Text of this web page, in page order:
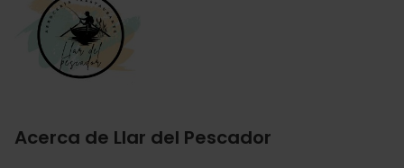
Acerca de Llar del Pescador